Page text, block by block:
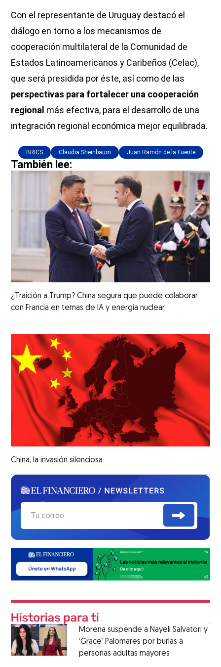
Con el representante de Uruguay destacó el
diálogo en torno a los mecanismos de
cooperación multilateral de la Comunidad de
Estados Latinoamericanos y Caribeños (Celac),
que será presidida por éste, así como de las
perspectivas para fortalecer una cooperación
regional más efectiva, para el desarrollo de una
integración regional económica mejor equilibrada.
BRICS Claudia Sheinbaum Juan Ramón de la Fuente
También lee:
¿Traición a Trump? China segura que puede colaborar
con Francia en temas de IA y energía nuclear
China, la invasión silenciosa
Morena suspende a Nayeli Salvatori y
‘Grace’ Palomares por burlas a
personas adultas mayores